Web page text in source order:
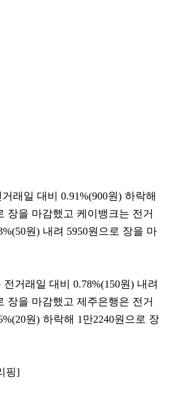
래일 대비 0.91%(900원) 하락해
장을 마감했고 케이뱅크는 전거
원) 내려 5950원으로 장을 마
거래일 대비 0.78%(150원) 내려
장을 마감했고 제주은행은 전거
원) 하락해 1만2240원으로 장
핑]